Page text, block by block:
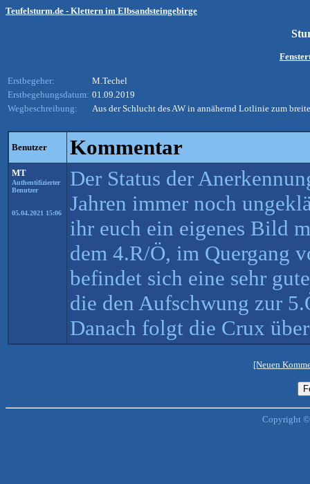
Teufelsturm.de - Klettern im Elbsandsteingebirge
Erstbegeher:
M.Techel
Erstbegehungsdatum: 01.09.2019
Wegbeschreibung:
Aus der Schlucht des AW in annähernd Lotlinie zum
Benutzer Kommentar
MT
Authentifizierter
Benutzer
05.04.2021 15:06
Der Status der
Jahren immer noch
ihr euch ein eigenes Bild
dem 4.R/Ö, im Quergang
befindet sich eine sehr
die den Aufschwung zur
Danach folgt die Crux
[Neuen
Copyright ©